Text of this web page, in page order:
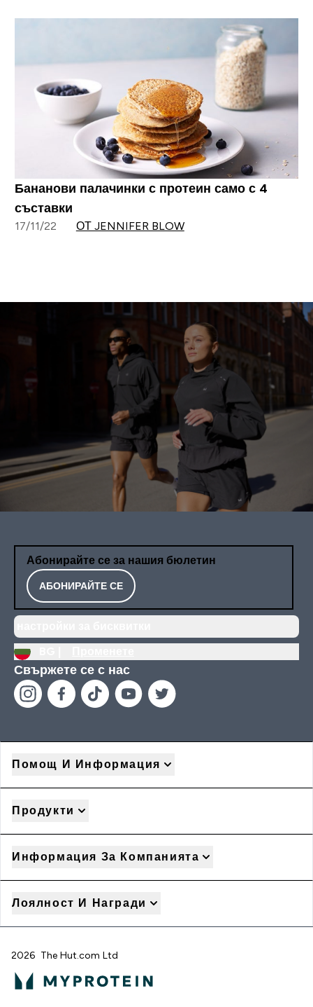
Бананови палачинки с протеин само с 4
съставки
17/11/22 ОТ JENNIFER BLOW
Абонирайте се за нашия бюлетин
АБОНИРАЙТЕ СЕ
Свържете се с нас
Помощ И Информация
Продукти
Информация За Компанията
Лоялност И Награди
2026 The Hut.com Ltd